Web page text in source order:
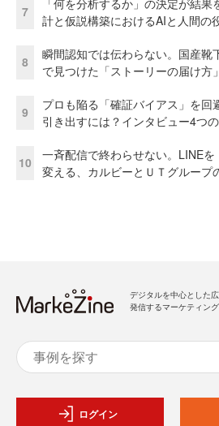
7
計と仮説構築におけるAIと人間の
8
瞬間認知では伝わらない。国産靴
で見つけた「ストーリーの届け方」
9
プロも陥る「確証バイアス」を回
引き出すには？インタビュー4つ
10
一斉配信で終わらせない。LINE
変える、カルビーとＵＴグループ
デジタルを中心とした
発信するマーケティン
ログイン